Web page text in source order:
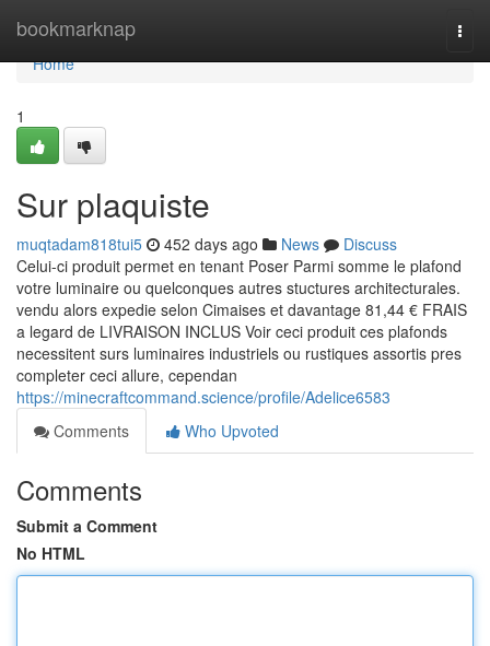
bookmarknap
Home
Home
1
Sur plaquiste
muqtadam818tui5 452 days ago News
Discuss
Celui-ci produit permet en tenant Poser Parmi somme le plafond
votre luminaire ou quelconques autres stuctures architecturales.
vendu alors expedie selon Cimaises et davantage 81,44 € FRAIS
a legard de LIVRAISON INCLUS Voir ceci produit ces plafonds
necessitent surs luminaires industriels ou rustiques assortis pres
completer ceci allure, cependan
https://minecraftcommand.science/profile/Adelice6583
Comments
Who Upvoted
Comments
Submit a Comment
No HTML